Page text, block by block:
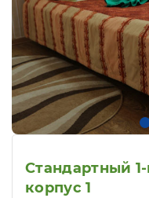
Стандартный
корпус 1